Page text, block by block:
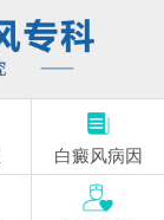
白癜风病因